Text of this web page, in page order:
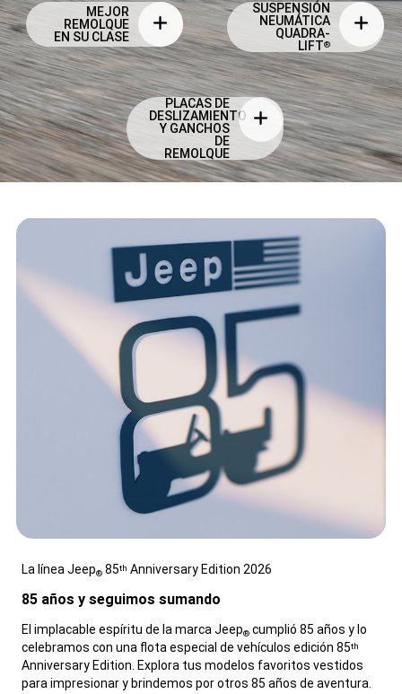
SUSPENSIÓN
NEUMÁTICA
QUADRA-
LIFT®
PLACAS DE
DESLIZAMIENTO
Y GANCHOS
DE
REMOLQUE
MEJOR
REMOLQUE
EN SU CLASE
La línea Jeep® 85th Anniversary Edition 2026
85 años y seguimos sumando
El implacable espíritu de la marca Jeep® cumplió 85 años y lo
celebramos con una flota especial de vehículos edición 85th
Anniversary Edition. Explora tus modelos favoritos vestidos
para impresionar y brindemos por otros 85 años de aventura.